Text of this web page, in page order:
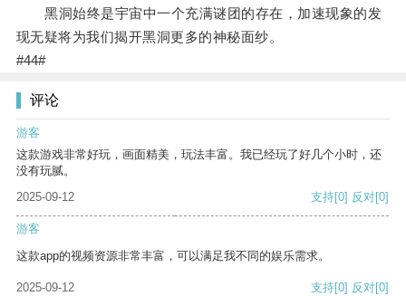
黑洞始终是宇宙中一个充满谜团的存在，加速现象的发
现无疑将为我们揭开黑洞更多的神秘面纱。
#44#
评论
游客
这款游戏非常好玩，画面精美，玩法丰富。我已经玩了好几个小时，还
没有玩腻。
2025-09-12
支持[0] 反对[0]
游客
这款app的视频资源非常丰富，可以满足我不同的娱乐需求。
2025-09-12 支持[0] 反对[0]